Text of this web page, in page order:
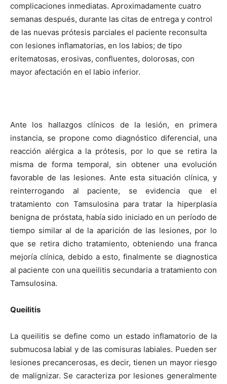
complicaciones inmediatas. Aproximadamente cuatro
semanas después, durante las citas de entrega y control
de las nuevas prótesis parciales el paciente reconsulta
con lesiones inflamatorias, en los labios; de tipo
eritematosas, erosivas, confluentes, dolorosas, con
mayor afectación en el labio inferior.
Ante los hallazgos clínicos de la lesión, en primera
instancia, se propone como diagnóstico diferencial, una
reacción alérgica a la prótesis, por lo que se retira la
misma de forma temporal, sin obtener una evolución
favorable de las lesiones. Ante esta situación clínica, y
reinterrogando al paciente, se evidencia que el
tratamiento con Tamsulosina para tratar la hiperplasia
benigna de próstata, había sido iniciado en un período de
tiempo similar al de la aparición de las lesiones, por lo
que se retira dicho tratamiento, obteniendo una franca
mejoría clínica, debido a esto, finalmente se diagnostica
al paciente con una queilitis secundaria a tratamiento con
Tamsulosina.
Queilitis
La queilitis se define como un estado inflamatorio de la
submucosa labial y de las comisuras labiales. Pueden ser
lesiones precancerosas, es decir, tienen un mayor riesgo
de malignizar. Se caracteriza por lesiones generalmente